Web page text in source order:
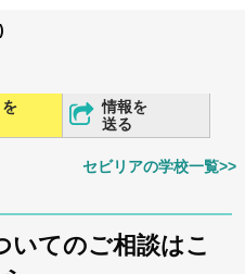
情報を
送る
セビリアの学校一覧>>
てのご相談はこ